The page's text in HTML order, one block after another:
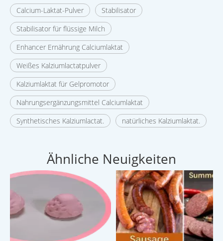
Calcium-Laktat-Pulver
Stabilisator
Stabilisator für flüssige Milch
Enhancer Ernährung Calciumlaktat
Weißes Kalziumlactatpulver
Kalziumlaktat für Gelpromotor
Nahrungsergänzungsmittel Calciumlaktat
Synthetisches Kalziumlactat.
natürliches Kalziumlaktat.
Ähnliche Neuigkeiten